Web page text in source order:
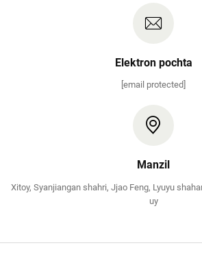
Elektron pochta
[email protected]
Manzil
Xitoy, Syanjiangan shahri, Jjao Feng, Lyuyu
uy